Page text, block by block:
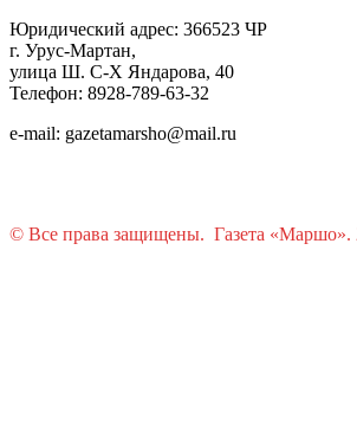
Юридический адрес: 366523 ЧР
г. Урус-Мартан,
улица Ш. С-Х Яндарова, 40
Телефон: 8928-789-63-32
e-mail: gazetamarsho@mail.ru
© Все права защищены. Газета «Маршо».